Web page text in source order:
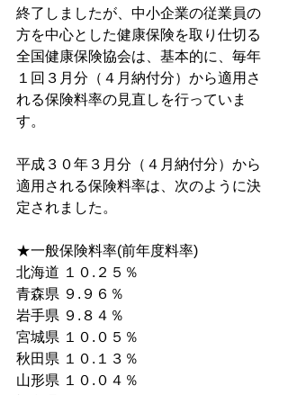
終了しましたが、中小企業の従業員の
方を中心とした健康保険を取り仕切る
全国健康保険協会は、基本的に、毎年
１回３月分（４月納付分）から適用さ
れる保険料率の見直しを行っていま
す。
平成３０年３月分（４月納付分）から
適用される保険料率は、次のように決
定されました。
★一般保険料率(前年度料率)
北海道 １０.２５％
青森県 ９.９６％
岩手県 ９.８４％
宮城県 １０.０５％
秋田県 １０.１３％
山形県 １０.０４％